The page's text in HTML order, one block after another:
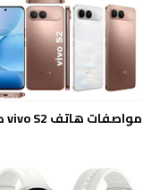
مواصفات هاتف vivo S2 كاملة